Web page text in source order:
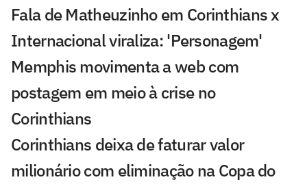
Fala de Matheuzinho em Corinthians x
Internacional viraliza: 'Personagem'
Memphis movimenta a web com
postagem em meio à crise no
Corinthians
Corinthians deixa de faturar valor
milionário com eliminação na Copa do